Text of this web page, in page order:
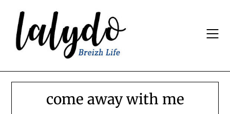
content
come away with me